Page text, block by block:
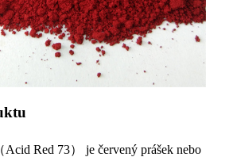
Red 73） je červený prášek nebo